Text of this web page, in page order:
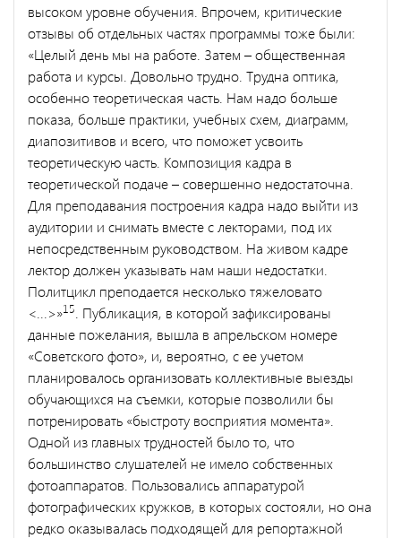
высоком уровне обучения. Впрочем, критические
отзывы об отдельных частях программы тоже были:
«Целый день мы на работе. Затем – общественная
работа и курсы. Довольно трудно. Трудна оптика,
особенно теоретическая часть. Нам надо больше
показа, больше практики, учебных схем, диаграмм,
диапозитивов и всего, что поможет усвоить
теоретическую часть. Композиция кадра в
теоретической подаче – совершенно недостаточна.
Для преподавания построения кадра надо выйти из
аудитории и снимать вместе с лекторами, под их
непосредственным руководством. На живом кадре
лектор должен указывать нам наши недостатки.
Политцикл преподается несколько тяжеловато
<...>»15 . Публикация, в которой зафиксированы
данные пожелания, вышла в апрельском номере
«Советского фото», и, вероятно, с ее учетом
планировалось организовать коллективные выезды
обучающихся на съемки, которые позволили бы
потренировать «быстроту восприятия момента».
Одной из главных трудностей было то, что
большинство слушателей не имело собственных
фотоаппаратов. Пользовались аппаратурой
фотографических кружков, в которых состояли, но она
редко оказывалась подходящей для репортажной